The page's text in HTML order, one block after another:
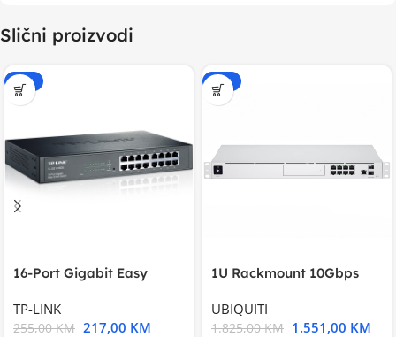
Slični proizvodi
-15%
16-Port Gigabit Easy
TP-LINK
255,00KM 217,00 KM
-15%
1U Rackmount 10Gbps
UBIQUITI
1.825,00KM 1.551,00 KM